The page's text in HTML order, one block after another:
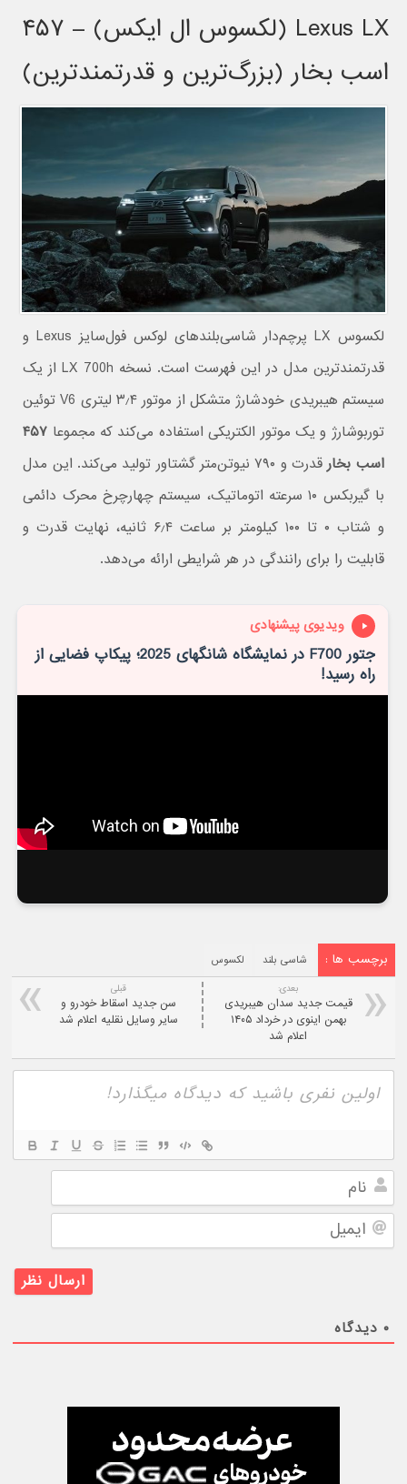
Lexus LX (لکسوس ال ایکس) – ۴۵۷
اسب بخار (بزرگ‌ترین و قدرتمندترین)
لکسوس LX پرچم‌دار شاسی‌بلندهای لوکس فول‌سایز Lexus و
قدرتمندترین مدل در این فهرست است. نسخه LX 700h از یک
سیستم هیبریدی خودشارژ متشکل از موتور ۳٫۴ لیتری V6 توئین
توربوشارژ و یک موتور الکتریکی استفاده می‌کند که مجموعا ۴۵۷
اسب بخار
قدرت و ۷۹۰ نیوتن‌متر گشتاور تولید می‌کند. این مدل
با گیربکس ۱۰ سرعته اتوماتیک، سیستم چهارچرخ محرک دائمی
و شتاب ۰ تا ۱۰۰ کیلومتر بر ساعت ۶٫۴ ثانیه، نهایت قدرت و
قابلیت را برای رانندگی در هر شرایطی ارائه می‌دهد.
ویدیوی پیشنهادی
‫جتور F700 در نمایشگاه شانگهای 2025؛ پیکاپ فضایی از
راه رسید!
برچسب ها : شاسی بلند لکسوس
قبلی
سن جدید اسقاط خودرو و
سایر وسایل نقلیه اعلام شد
بعدی:
قیمت جدید سدان هیبریدی
بهمن اینوی در خرداد ۱۴۰۵
اعلام شد
نام
ایمیل
۰ دیدگاه